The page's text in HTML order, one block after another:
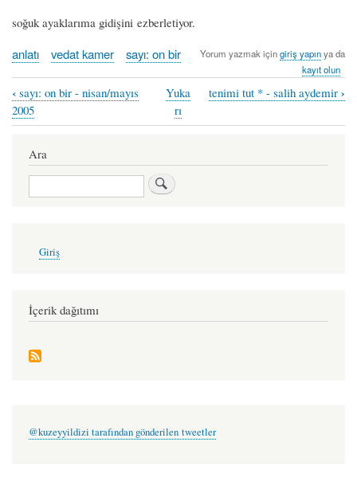
soğuk ayaklarıma gidişini ezberletiyor.
anlatı vedat kamer sayı: on bir Yorum yazmak içingiriş yapınya da
kayıt olun
Book
traversal
links
for
pusula
vedat
kamer
‹ sayı: on bir - nisan/mayıs
2005
Yuka
rı
tenimi tut * - salih aydemir ›
Ara
Ara
account
Giriş
İçerik dağıtımı
@kuzeyyildizi tarafından gönderilen tweetler